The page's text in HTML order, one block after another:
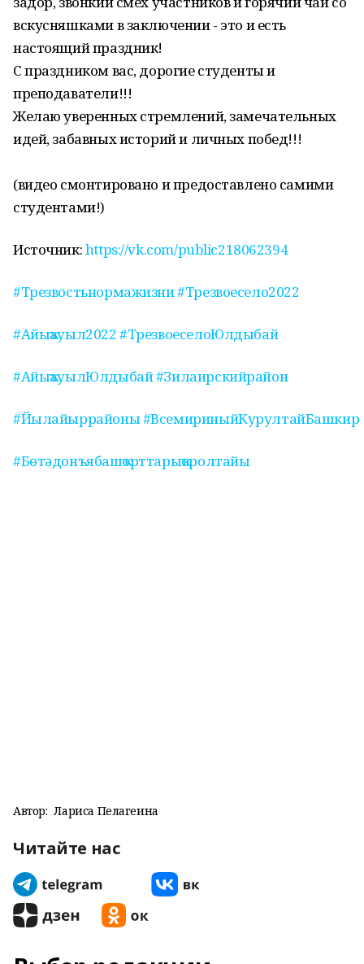
вскусняшками в заключении - это и есть
настоящий праздник!
С праздником вас, дорогие студенты и
преподаватели!!!
Желаю уверенных стремлений, замечательных
идей, забавных историй и личных побед!!!
(видео смонтировано и предоставлено самими
студентами!)
Источник:https://vk.com/public218062394
#Трезвостьнормажизни#Трезвоесело2022
#Айыҡауыл2022 #ТрезвоеселоЮлдыбай
#АйыҡауылЮлдыбай#Зилаирскийрайон
#Йылайыррайоны#ВсемириныйКурултайБашкир
#Бөтәдонъябашҡорттарыҡоролтайы
Автор: Лариса Пелагеина
Читайте нас